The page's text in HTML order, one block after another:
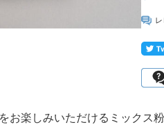
お楽しみいただけるミックス